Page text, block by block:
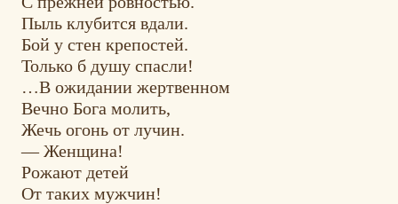
Пыль клубится вдали.
Бой у стен крепостей.
Только б душу спасли!
…В ожидании жертвенном
Вечно Бога молить,
Жечь огонь от лучин.
— Женщина!
Рожают детей
От таких мужчин!